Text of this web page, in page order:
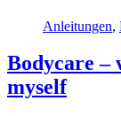
Anleitungen,
Bodycare –
myself